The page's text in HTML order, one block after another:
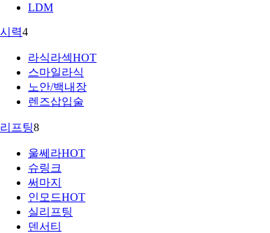
LDM
시력4
라식라섹HOT
스마일라식
노안/백내장
렌즈삽입술
리프팅8
울쎄라HOT
슈링크
써마지
인모드HOT
실리프팅
덴서티